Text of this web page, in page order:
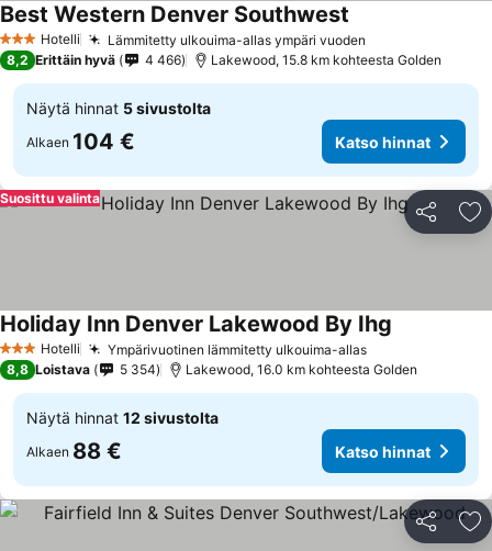
3 Tähtiluokitus
Hotelli Lämmitetty ulkouima-allas ympäri vuoden
Best Western Denver Southwest
8,2 Erittäin hyvä 4 466 Lakewood, 15.8 km kohteesta Golden
Näytä hinnat 5 sivustolta
Alkaen 104 € Katso hinnat
Jaa
Suosittu valinta
3 Tähtiluokitus
Hotelli Ympärivuotinen lämmitetty ulkouima-allasKatso hinnat
Holiday Inn Denver Lakewood By Ihg
8,8 Loistava 5 354 Lakewood, 16.0 km kohteesta Golden
Näytä hinnat 12 sivustolta
Alkaen 88 € Katso hinnat
Jaa